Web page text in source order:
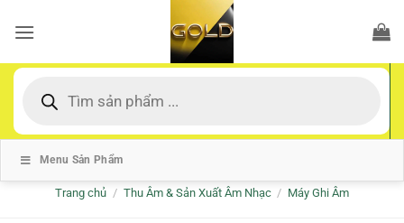
qua
dung
kiếm
Menu Sản Phẩm
Trang chủ / Thu Âm & Sản Xuất Âm Nhạc / Máy Ghi Âm